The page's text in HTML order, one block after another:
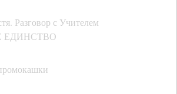
Разговор с Учителем
ЕДИНСТВО